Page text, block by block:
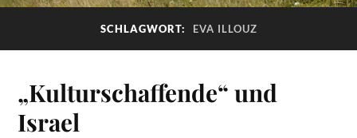
SCHLAGWORT: EVA ILLOUZ
„Kulturschaffende“ und
Israel